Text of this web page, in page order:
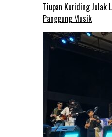
Tiupan Kuriding Julak
Panggung Musik